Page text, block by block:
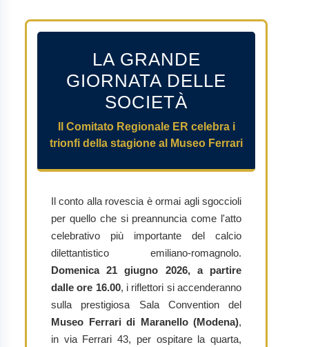
LA GRANDE
GIORNATA DELLE
SOCIETÀ
Il Comitato Regionale ER celebra i
trionfi della stagione al Museo Ferrari
Il conto alla rovescia è ormai agli sgoccioli
per quello che si preannuncia come l'atto
celebrativo più importante del calcio
dilettantistico emiliano-romagnolo.
Domenica 21 giugno 2026, a partire
dalle ore 16.00, i riflettori si accenderanno
sulla prestigiosa Sala Convention del
Museo Ferrari di Maranello (Modena),
in via Ferrari 43, per ospitare la quarta,